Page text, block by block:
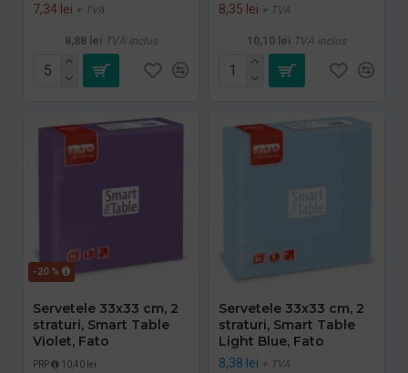
7,34 lei + TVA
8,88 lei TVA inclus
8,35 lei + TVA
10,10 lei TVA inclus
-20 %
Servetele 33x33 cm, 2
straturi, Smart Table
Violet, Fato
PRP 10,40 lei
Servetele 33x33 cm, 2
straturi, Smart Table
Light Blue, Fato
8,38 lei + TVA